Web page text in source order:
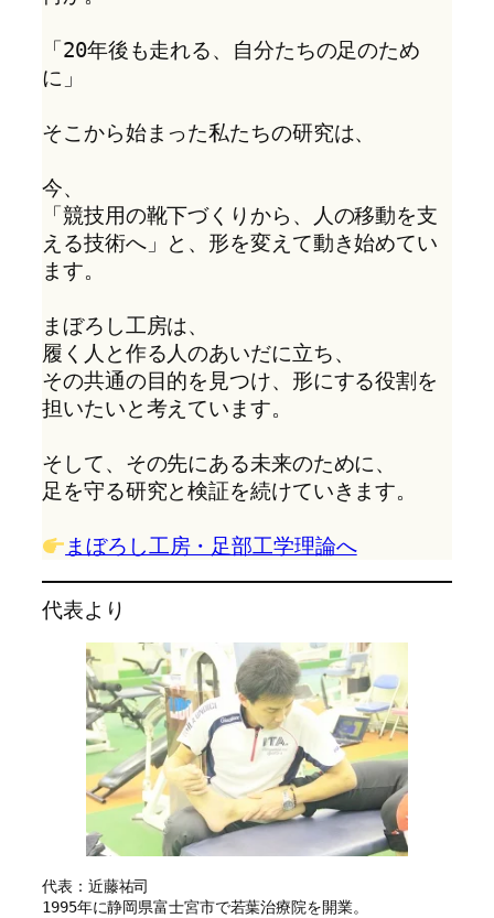
「20年後も走れる、自分たちの足のため
に」
そこから始まった私たちの研究は、
今、
「競技用の靴下づくりから、人の移動を支
える技術へ」と、形を変えて動き始めてい
ます。
まぼろし工房は、
履く人と作る人のあいだに立ち、
その共通の目的を見つけ、形にする役割を
担いたいと考えています。
そして、その先にある未来のために、
足を守る研究と検証を続けていきます。
まぼろし工房・足部工学理論へ
代表より
代表：近藤祐司
1995年に静岡県富士宮市で若葉治療院を開業。